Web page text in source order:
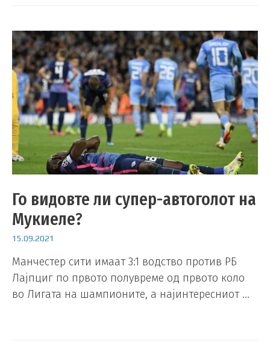
Го видовте ли супер-автоголот на
Мукиеле?
15.09.2021
Манчестер сити имаат 3:1 водство против РБ
Лајпциг по првото полувреме од првото коло
во Лигата на шампионите, а најинтересниот …